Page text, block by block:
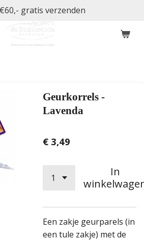
gratis verzenden
Geurkorrels -
Lavenda
€ 3,49
In
Een zakje geurparels (in
een tule zakje) met de